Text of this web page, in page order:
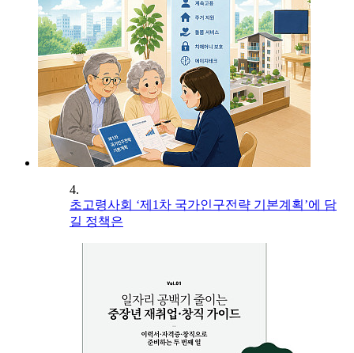
4.
초고령사회 ‘제1차 국가인구전략 기본계획’에 담
길 정책은